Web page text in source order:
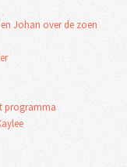
Johan over de zoen
programma